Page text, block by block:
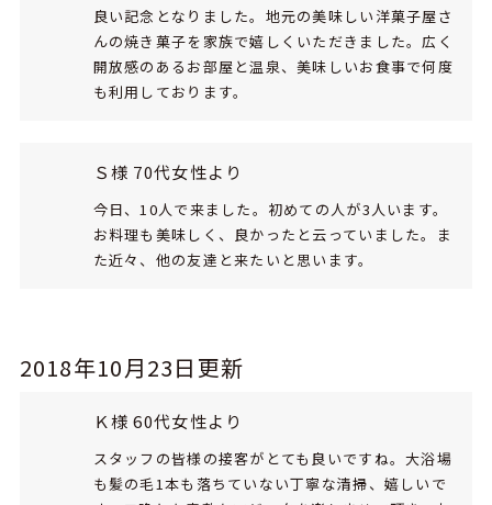
良い記念となりました。地元の美味しい洋菓子屋さ
んの焼き菓子を家族で嬉しくいただきました。広く
開放感のあるお部屋と温泉、美味しいお食事で何度
も利用しております。
Ｓ様 70代女性より
今日、10人で来ました。初めての人が3人います。
お料理も美味しく、良かったと云っていました。ま
た近々、他の友達と来たいと思います。
2018年10月23日更新
Ｋ様 60代女性より
スタッフの皆様の接客がとても良いですね。大浴場
も髪の毛1本も落ちていない丁寧な清掃、嬉しいで